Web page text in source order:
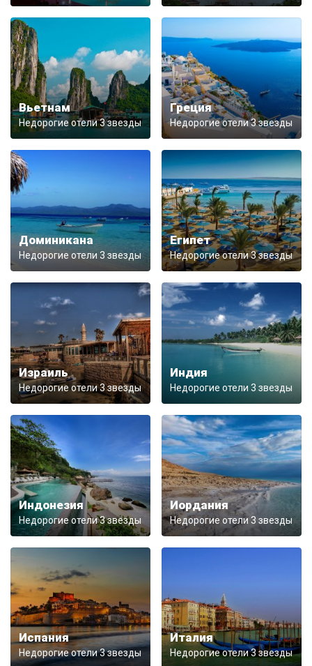
Вьетнам
Недорогие отели 3 звезды
Греция
Недорогие отели 3 звезды
Доминикана
Недорогие отели 3 звезды
Египет
Недорогие отели 3 звезды
Израиль
Недорогие отели 3 звезды
Индия
Недорогие отели 3 звезды
Индонезия
Недорогие отели 3 звезды
Иордания
Недорогие отели 3 звезды
Испания
Недорогие отели 3 звезды
Италия
Недорогие отели 3 звезды